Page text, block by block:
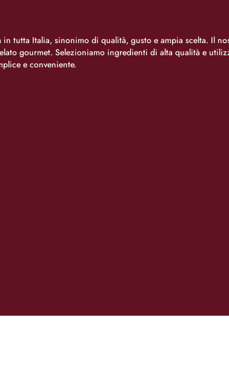
tutta Italia, sinonimo di qualità, gusto e ampia scelta. Il
gourmet. Selezioniamo ingredienti di alta qualità e
e conveniente.